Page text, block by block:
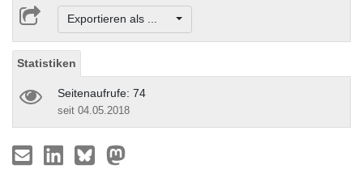
Exportieren als ...
Statistiken
Seitenaufrufe: 74
seit 04.05.2018